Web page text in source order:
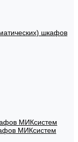
шкафов
МИКсистем
МИКсистем